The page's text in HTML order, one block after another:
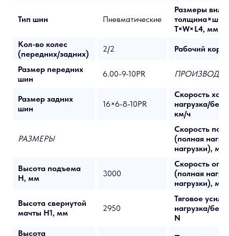
Тип шин Пневматические
Размеры вил:
T×W×L4, мм
Кол-во колес
(передних/задних)
2/2 Рабочий
Размер передних
шин
6.00-9-10PR
Размер задних
шин
16×6-8-10PR
Скорость
нагрузка/без
км/ч
РАЗМЕРЫ
Скорость
(полная
нагрузки),
Высота подъема
H, мм
3000
Скорость
(полная
нагрузки),
Высота свернутой
мачты H1, мм
2950
Тяговое
нагрузка/без
N
Высота